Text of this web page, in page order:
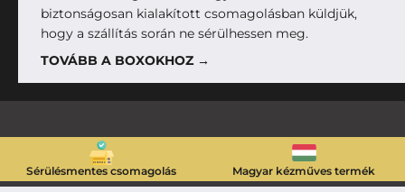
biztonságosan kialakított csomagolásban küldjük,
hogy a szállítás során ne sérülhessen meg.
TOVÁBB A BOXOKHOZ →
Sérülésmentes csomagolás Magyar kézműves termék